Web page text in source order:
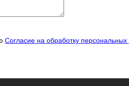
Согласие на обработку